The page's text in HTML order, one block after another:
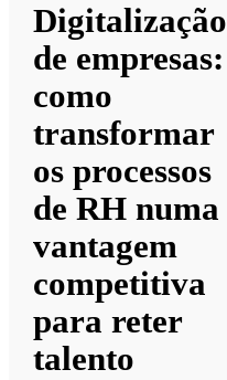
Digitalização
de empresas:
como
transformar
os processos
de RH numa
vantagem
competitiva
para reter
talento